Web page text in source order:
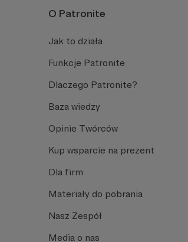
O Patronite
Jak to działa
Funkcje Patronite
Dlaczego Patronite?
Baza wiedzy
Opinie Twórców
Kup wsparcie na prezent
Dla firm
Materiały do pobrania
Nasz Zespół
Media o nas